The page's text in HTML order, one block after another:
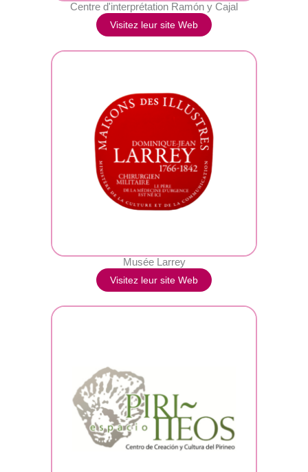
Centre d'interprétation Ramón y Cajal
Visitez leur site Web
Musée Larrey
Visitez leur site Web